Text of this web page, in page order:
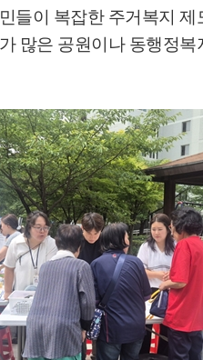
들이 복잡한 주거복지 제
많은 공원이나 동행정
양, 다시 뛰게!' 민경선 고양